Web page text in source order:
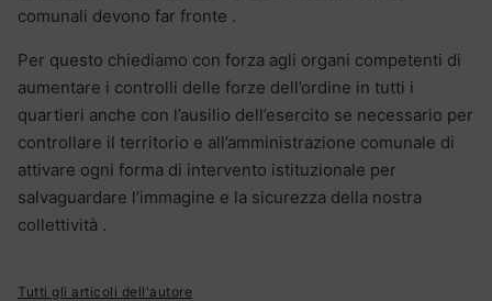
comunali devono far fronte .
Per questo chiediamo con forza agli organi competenti di
aumentare i controlli delle forze dell’ordine in tutti i
quartieri anche con l’ausilio dell’esercito se necessario per
controllare il territorio e all’amministrazione comunale di
attivare ogni forma di intervento istituzionale per
salvaguardare l’immagine e la sicurezza della nostra
collettività .
Tutti gli articoli dell'autore